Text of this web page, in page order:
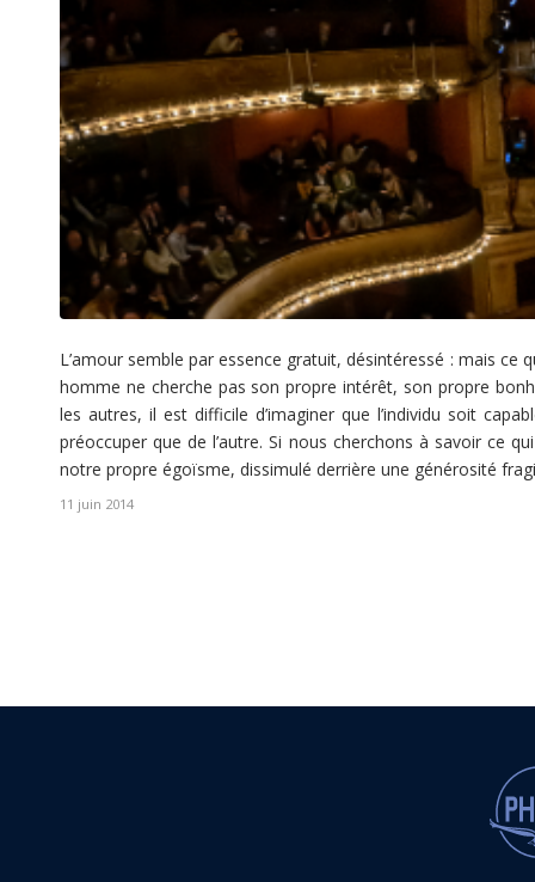
L’amour semble par essence gratuit, désintéressé : mais
homme ne cherche pas son propre intérêt, son propre
les autres, il est difficile d’imaginer que l’individu soit
préoccuper que de l’autre. Si nous cherchons à savoir ce
notre propre égoïsme, dissimulé derrière une générosité
11 juin 2014